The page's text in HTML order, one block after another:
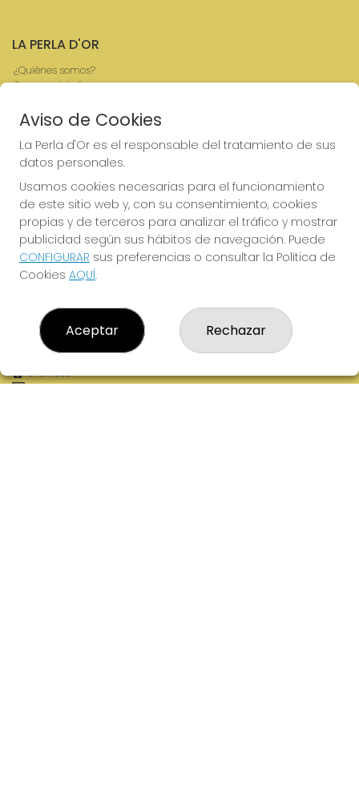
LA PERLA D'OR
¿Quiénes somos?
Comprar lotería
Contacto
Boletos digitales
Acceso
REDES SOCIALES
CONTACTO
ADMINISTRACION DE LOTERIAS: 2-MOLLERUSSA - RECEPTOR
OFICIAL: 46380
973711695
Clica aquí para contactar por WhatsApp
973711695
info@laperlador.es
Aviso de Cookies
La Perla d'Or es el responsable del tratamiento de sus
datos personales.
Usamos cookies necesarias para el funcionamiento
de este sitio web y, con su consentimiento, cookies
propias y de terceros para analizar el tráfico y mostrar
publicidad según sus hábitos de navegación. Puede
CONFIGURAR sus preferencias o consultar la Política de
Cookies AQUÍ.
Aceptar Rechazar